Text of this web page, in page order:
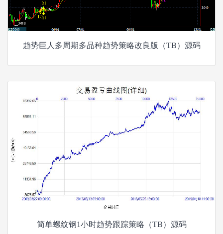
趋势巨人多周期多品种趋势策略改良版（TB）源码
简单螺纹钢1小时趋势跟踪策略（TB）源码